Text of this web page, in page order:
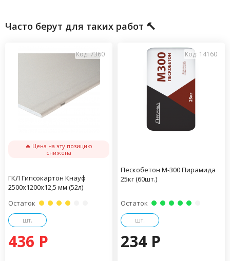
Часто берут для таких работ 🔨
Код: 7360
🔥 Цена на эту позицию
снижена
ГКЛ Гипсокартон Кнауф
2500х1200х12,5 мм (52л)
Остаток
шт.
436 P
Код: 14160
Пескобетон М-300 Пирамида
25кг (60шт.)
Остаток
шт.
234 P